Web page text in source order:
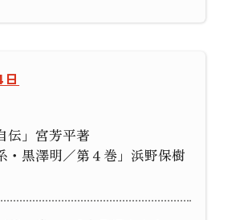
伝」宮芳平著
・黒澤明／第４巻」浜野保樹